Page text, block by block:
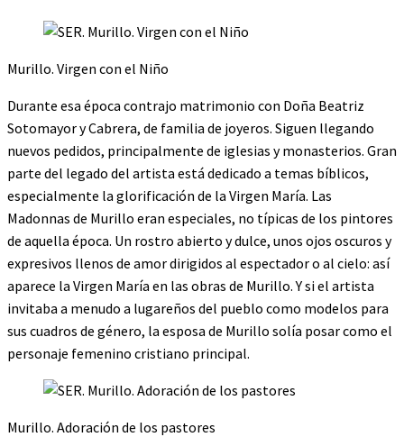
Murillo. Virgen con el Niño
Durante esa época contrajo matrimonio con Doña Beatriz
Sotomayor y Cabrera, de familia de joyeros. Siguen llegando
nuevos pedidos, principalmente de iglesias y monasterios. Gran
parte del legado del artista está dedicado a temas bíblicos,
especialmente la glorificación de la Virgen María. Las
Madonnas de Murillo eran especiales, no típicas de los pintores
de aquella época. Un rostro abierto y dulce, unos ojos oscuros y
expresivos llenos de amor dirigidos al espectador o al cielo: así
aparece la Virgen María en las obras de Murillo. Y si el artista
invitaba a menudo a lugareños del pueblo como modelos para
sus cuadros de género, la esposa de Murillo solía posar como el
personaje femenino cristiano principal.
Murillo. Adoración de los pastores